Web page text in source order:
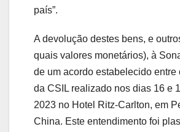
país”.
A devolução destes bens, e
quais valores monetários), à
de um acordo estabelecido entre
da CSIL realizado nos dias 16 e
2023 no Hotel Ritz-Carlton, em
China. Este entendimento foi